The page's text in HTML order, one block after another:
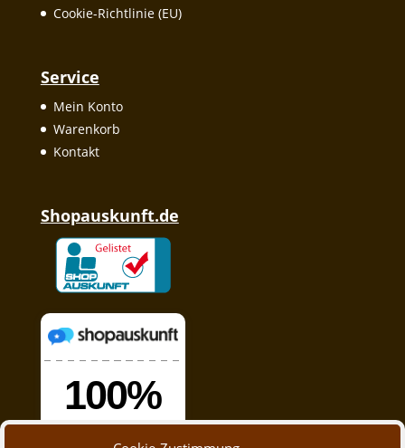
Cookie-Richtlinie (EU)
Service
Mein Konto
Warenkorb
Kontakt
Shopauskunft.de